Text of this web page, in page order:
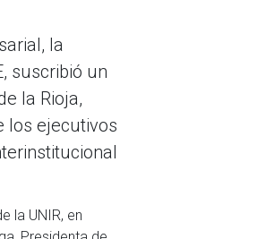
la
suscribió un
la Rioja,
los ejecutivos
la UNIR, en